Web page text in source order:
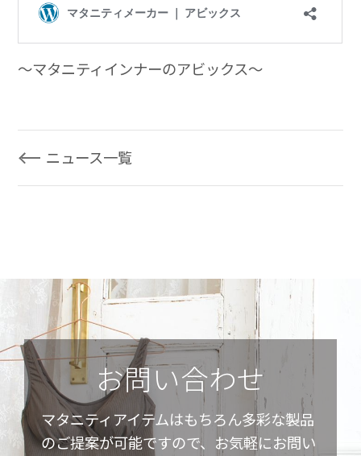
～マタニティインナーのアビックス～
ニュース一覧
お問い合わせ
マタニティアイテムはもちろん多彩な製品
のご提案が可能ですので、お気軽にお問い